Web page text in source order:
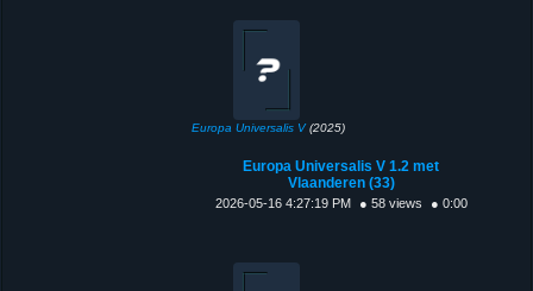
Europa Universalis V(2025)
Europa Universalis V 1.2 met
Vlaanderen (33)
2026-05-16 4:27:19 PM ● 58 views ● 0:00